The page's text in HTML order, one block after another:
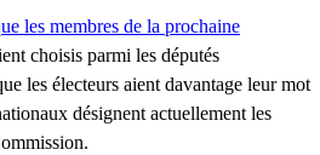
les membres de la prochaine
choisis parmi les députés
les électeurs aient davantage leur mot
désignent actuellement les